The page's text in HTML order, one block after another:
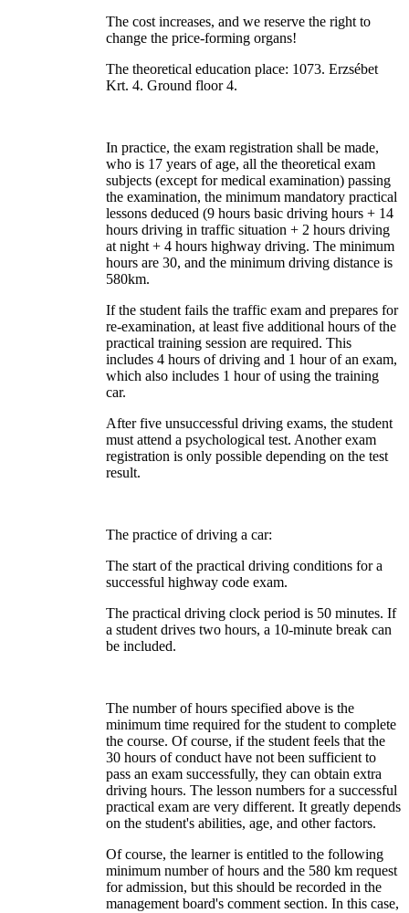
The cost increases, and we reserve the right to
change the price-forming organs!
The theoretical education place: 1073. Erzsébet
Krt. 4. Ground floor 4.
In practice, the exam registration shall be made,
who is 17 years of age, all the theoretical exam
subjects (except for medical examination) passing
the examination, the minimum mandatory practical
lessons deduced (9 hours basic driving hours + 14
hours driving in traffic situation + 2 hours driving
at night + 4 hours highway driving. The minimum
hours are 30, and the minimum driving distance is
580km.
If the student fails the traffic exam and prepares for
re-examination, at least five additional hours of the
practical training session are required. This
includes 4 hours of driving and 1 hour of an exam,
which also includes 1 hour of using the training
car.
After five unsuccessful driving exams, the student
must attend a psychological test. Another exam
registration is only possible depending on the test
result.
The practice of driving a car:
The start of the practical driving conditions for a
successful highway code exam.
The practical driving clock period is 50 minutes. If
a student drives two hours, a 10-minute break can
be included.
The number of hours specified above is the
minimum time required for the student to complete
the course. Of course, if the student feels that the
30 hours of conduct have not been sufficient to
pass an exam successfully, they can obtain extra
driving hours. The lesson numbers for a successful
practical exam are very different. It greatly depends
on the student's abilities, age, and other factors.
Of course, the learner is entitled to the following
minimum number of hours and the 580 km request
for admission, but this should be recorded in the
management board's comment section. In this case,